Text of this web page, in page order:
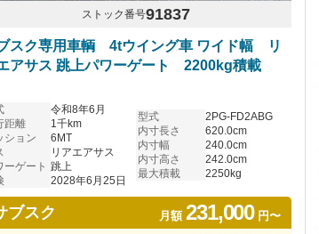
ストック番号91837
スク専用車輌 4tウイング車 ワイド幅 リ
アサス 跳上パワーゲート 2200kg積載
令和8年6月
距離
1千km
ション
6MT
リアエアサス
ーゲート 跳上
2028年6月25日
型式
2PG-FD2ABG
内寸長さ
620.0cm
内寸幅
240.0cm
内寸高さ
242.0cm
最大積載
2250kg
ブスク 月額231,000円〜